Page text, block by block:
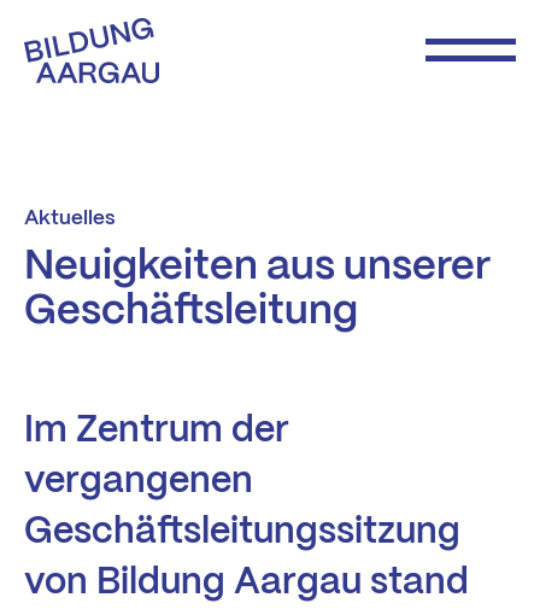
Aktuelles
Neuigkeiten aus unserer
Geschäftsleitung
Im Zentrum der
vergangenen
Geschäftsleitungssitzung
von Bildung Aargau stand